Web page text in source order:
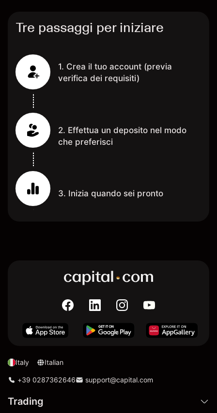
Tre passaggi per iniziare
1. Crea il tuo account (previa
verifica dei requisiti)
2. Effettua un deposito nel modo
che preferisci
3. Inizia quando sei pronto
Italy Italian
+39 0287362646 support@capital.com
Trading